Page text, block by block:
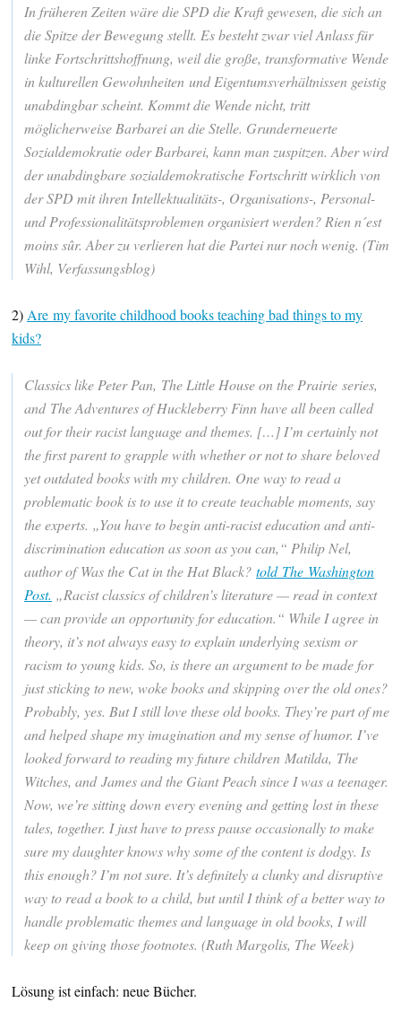
In früheren Zeiten wäre die SPD die Kraft gewesen, die sich an
die Spitze der Bewegung stellt. Es besteht zwar viel Anlass für
linke Fortschrittshoffnung, weil die große, transformative Wende
in kulturellen Gewohnheiten und Eigentumsverhältnissen geistig
unabdingbar scheint. Kommt die Wende nicht, tritt
möglicherweise Barbarei an die Stelle. Grunderneuerte
Sozialdemokratie oder Barbarei, kann man zuspitzen. Aber wird
der unabdingbare sozialdemokratische Fortschritt wirklich von
der SPD mit ihren Intellektualitäts-, Organisations-, Personal-
und Professionalitätsproblemen organisiert werden? Rien n´est
moins sûr. Aber zu verlieren hat die Partei nur noch wenig. (Tim
Wihl, Verfassungsblog)
2) Are my favorite childhood books teaching bad things to my
kids?
Classics like Peter Pan, The Little House on the Prairie series,
and The Adventures of Huckleberry Finn have all been called
out for their racist language and themes. […] I’m certainly not
the first parent to grapple with whether or not to share beloved
yet outdated books with my children. One way to read a
problematic book is to use it to create teachable moments, say
the experts. „You have to begin anti-racist education and anti-
discrimination education as soon as you can,“ Philip Nel,
author of Was the Cat in the Hat Black? told The Washington
Post. „Racist classics of children’s literature — read in context
— can provide an opportunity for education.“ While I agree in
theory, it’s not always easy to explain underlying sexism or
racism to young kids. So, is there an argument to be made for
just sticking to new, woke books and skipping over the old ones?
Probably, yes. But I still love these old books. They’re part of me
and helped shape my imagination and my sense of humor. I’ve
looked forward to reading my future children Matilda, The
Witches, and James and the Giant Peach since I was a teenager.
Now, we’re sitting down every evening and getting lost in these
tales, together. I just have to press pause occasionally to make
sure my daughter knows why some of the content is dodgy. Is
this enough? I’m not sure. It’s definitely a clunky and disruptive
way to read a book to a child, but until I think of a better way to
handle problematic themes and language in old books, I will
keep on giving those footnotes. (Ruth Margolis, The Week)
Lösung ist einfach: neue Bücher.